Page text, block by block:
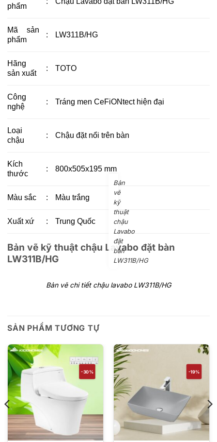
phẩm
Mã sản
phẩm
: LW311B/HG
Hãng
sản xuất
: TOTO
Công
nghệ
: Tráng men CeFiONtect hiện đại
Loại
chậu
: Chậu đặt nổi trên bàn
Kích
thước
: 800x505x195 mm
Màu sắc : Màu trắng
Xuất xứ : Trung Quốc
Bản vẽ kỹ thuật chậu Lavabo đặt bàn
LW311B/HG
Bản
vẽ
kỹ
thuật
chậu
Lavabo
đặt
bàn
LW311B/HG
Bản vẽ chi tiết chậu lavabo LW311B/HG
SẢN PHẨM TƯƠNG TỰ
-30% -19%